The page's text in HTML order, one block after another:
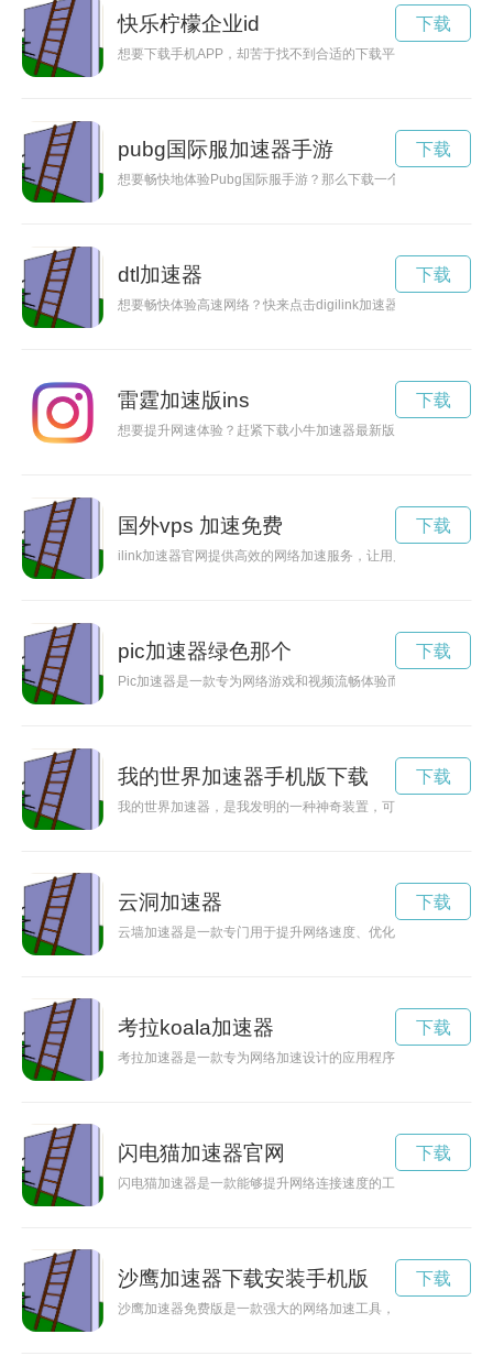
快乐柠檬企业id
想要下载手机APP，却苦于找不到合适的下载平台？不要担心
下载
pubg国际服加速器手游
想要畅快地体验Pubg国际服手游？那么下载一个加速器是必不
下载
dtl加速器
想要畅快体验高速网络？快来点击digilink加速器官网入口，一
下载
雷霆加速版ins
想要提升网速体验？赶紧下载小牛加速器最新版本，让你的网络
下载
国外vps 加速免费
ilink加速器官网提供高效的网络加速服务，让用户畅享快速稳定
下载
pic加速器绿色那个
Pic加速器是一款专为网络游戏和视频流畅体验而设计的加速器
下载
我的世界加速器手机版下载
我的世界加速器，是我发明的一种神奇装置，可以让我事半功倍
下载
云洞加速器
云墙加速器是一款专门用于提升网络速度、优化云服务体验的
下载
考拉koala加速器
考拉加速器是一款专为网络加速设计的应用程序，可以帮助用
下载
闪电猫加速器官网
闪电猫加速器是一款能够提升网络连接速度的工具，让用户在
下载
沙鹰加速器下载安装手机版
沙鹰加速器免费版是一款强大的网络加速工具，能够帮助用户
下载